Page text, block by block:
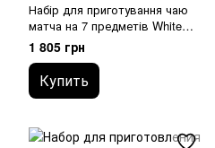
Набір для приготування чаю
матча на 7 предметів White
Сount
1 805 грн
Купить